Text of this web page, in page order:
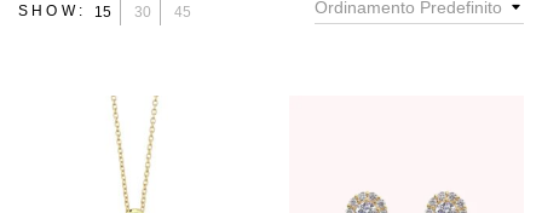
Ordinamento Predefinito
SHOW: 15 30 45